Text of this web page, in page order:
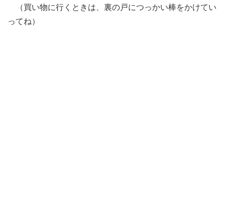
（買い物に行くときは、裏の戸につっかい棒をかけてい
ってね）